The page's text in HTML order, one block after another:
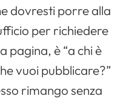
dovresti porre alla
per richiedere
pagina, è “a chi è
vuoi pubblicare?”
rimango senza